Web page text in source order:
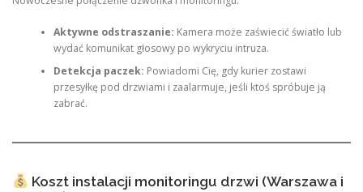
Aktywne odstraszanie: Kamera może zaświecić światło lub
wydać komunikat głosowy po wykryciu intruza.
Detekcja paczek: Powiadomi Cię, gdy kurier zostawi
przesyłkę pod drzwiami i zaalarmuje, jeśli ktoś spróbuje ją
zabrać.
Koszt instalacji monitoringu drzwi (Warszawa i